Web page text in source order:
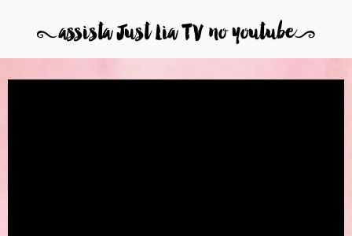
8assista Just Lia TV no youtube9